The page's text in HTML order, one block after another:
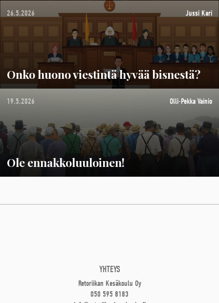
26.5.2026 Jussi Kari
Onko huono viestintä hyvää bisnestä?
19.5.2026 Olli-Pekka Vainio
Ole ennakkoluuloinen!
YHTEYS
Retoriikan Kesäkoulu Oy
050 595 8183